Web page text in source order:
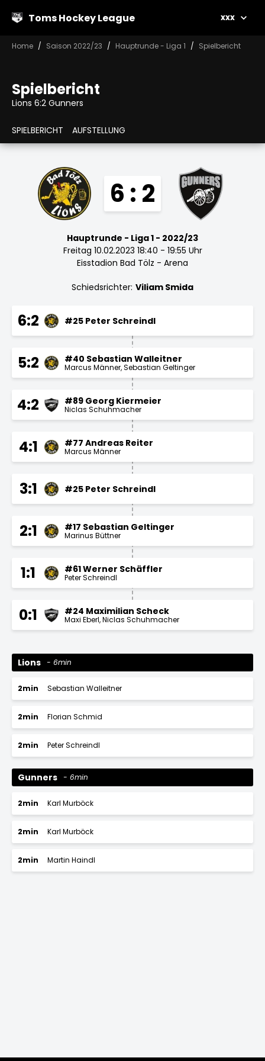
Toms Hockey League xxx
Home Saison 2022/23 Hauptrunde - Liga 1 Spielbericht
Spielbericht
Lions 6:2 Gunners
SPIELBERICHT AUFSTELLUNG
6 : 2
Hauptrunde - Liga 1 - 2022/23
Freitag 10.02.2023 18:40 - 19:55 Uhr
Eisstadion Bad Tölz - Arena
Schiedsrichter: Viliam Smida
6:2 #25 Peter Schreindl
5:2 #40 Sebastian Walleitner
Marcus Männer Sebastian Geltinger
4:2 #89 Georg Kiermeier
Niclas Schuhmacher
4:1 #77 Andreas Reiter
Marcus Männer
3:1 #25 Peter Schreindl
2:1 #17 Sebastian Geltinger
Marinus Büttner
1:1 #61 Werner Schäffler
Peter Schreindl
0:1 #24 Maximilian Scheck
Maxi Eberl Niclas Schuhmacher
Lions 6min
2min Sebastian Walleitner
2min Florian Schmid
2min Peter Schreindl
Gunners 6min
2min Karl Murböck
2min Karl Murböck
2min Martin Haindl